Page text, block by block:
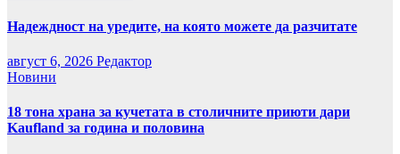
Надеждност на уредите, на която можете да разчитате
август 6, 2026 Редактор
Новини
18 тона храна за кучетата в столичните приюти дари
Kaufland за година и половина